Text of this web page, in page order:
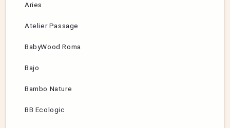
Aries
Atelier Passage
BabyWood Roma
Bajo
Bambo Nature
BB Ecologic